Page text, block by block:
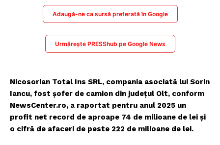
Adaugă-ne ca sursă preferată în Google
Urmărește PRESShub pe Google News
Nicosorian Total Ins SRL, compania asociată lui Sorin
Iancu, fost șofer de camion din județul Olt, conform
NewsCenter.ro, a raportat pentru anul 2025 un
profit net record de aproape 74 de milioane de lei și
o cifră de afaceri de peste 222 de milioane de lei.